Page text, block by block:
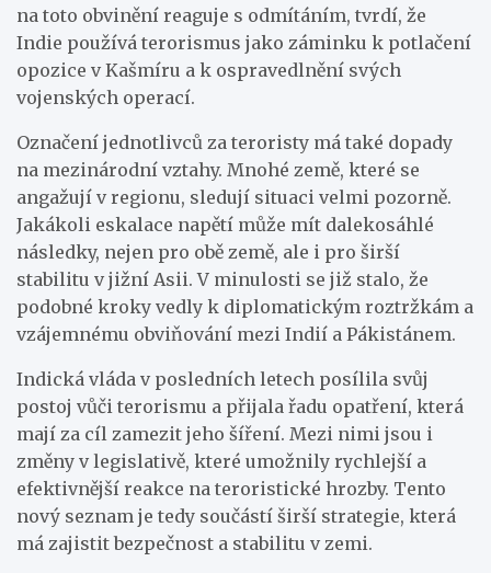
na toto obvinění reaguje s odmítáním, tvrdí, že
Indie používá terorismus jako záminku k potlačení
opozice v Kašmíru a k ospravedlnění svých
vojenských operací.
Označení jednotlivců za teroristy má také dopady
na mezinárodní vztahy. Mnohé země, které se
angažují v regionu, sledují situaci velmi pozorně.
Jakákoli eskalace napětí může mít dalekosáhlé
následky, nejen pro obě země, ale i pro širší
stabilitu v jižní Asii. V minulosti se již stalo, že
podobné kroky vedly k diplomatickým roztržkám a
vzájemnému obviňování mezi Indií a Pákistánem.
Indická vláda v posledních letech posílila svůj
postoj vůči terorismu a přijala řadu opatření, která
mají za cíl zamezit jeho šíření. Mezi nimi jsou i
změny v legislativě, které umožnily rychlejší a
efektivnější reakce na teroristické hrozby. Tento
nový seznam je tedy součástí širší strategie, která
má zajistit bezpečnost a stabilitu v zemi.